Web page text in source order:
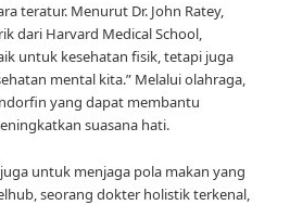
teratur. Menurut Dr. John Ratey,
dari Harvard Medical School,
untuk kesehatan fisik, tetapi juga
mental kita.” Melalui olahraga,
yang dapat membantu
suasana hati.
untuk menjaga pola makan yang
seorang dokter holistik terkenal,